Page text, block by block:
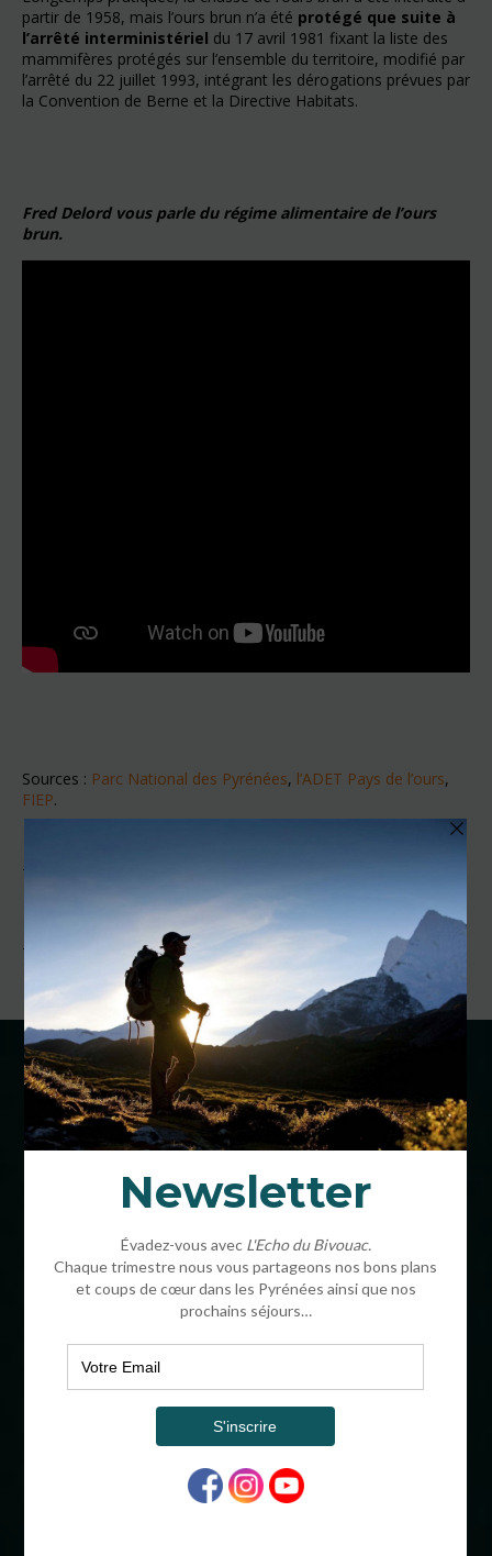
partir de 1958, mais l’ours brun n’a été protégé que suite à
l’arrêté interministériel du 17 avril 1981 fixant la liste des
mammifères protégés sur l’ensemble du territoire, modifié par
l’arrêté du 22 juillet 1993, intégrant les dérogations prévues par
la Convention de Berne et la Directive Habitats.
Fred Delord vous parle du régime alimentaire de l’ours
brun.
Sources : Parc National des Pyrénées, l’ADET Pays de l’ours,
FIEP.
Texte par
+ À lire aussi : Le Milan Noir
COORDONNÉES
BIVOUAC®
16 CHEMIN HENRI IV
64320 OUSSE FRANCE
SARL AU CAPITAL DE 64000€
SIRET : 504 754 953 00017
APE : 7912Z
OPÉRATEUR DE VOYAGES : IM06412003
RCP : MUTUELLES DU MANS
BIVOUAC® EST UNE MARQUE DÉPOSÉE
BIVOUAC